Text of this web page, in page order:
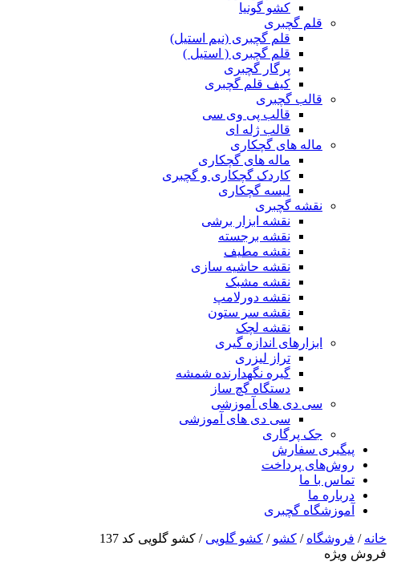
کشو گونیا
قلم گچبری
قلم گچبری (نیم استیل)
قلم گچبری ( استیل )
پرگار گچبری
کیف قلم گچبری
قالب گچبری
قالب پی وی سی
قالب ژله ای
ماله های گچکاری
ماله های گچکاری
کاردک گچکاری و گچبری
لیسه گچکاری
نقشه گچبری
نقشه ابزار برشی
نقشه برجسته
نقشه مطیف
نقشه حاشیه سازی
نقشه مشبک
نقشه دورلامپ
نقشه سر ستون
نقشه لچک
ابزارهای اندازه گیری
تراز لیزری
گیره نگهدارنده شمشه
دستگاه گچ ساز
سی دی های آموزشی
سی دی های آموزشی
جک پرگاری
پیگیری سفارش
روش‌های پرداخت
تماس با ما
درباره ما
آموزشگاه گچبری
خانه / فروشگاه / کشو / کشو گلویی / کشو گلویی کد 137
فروش ویژه